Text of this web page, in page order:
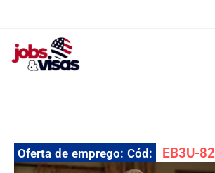
Oferta de emprego: Cód: EB3U-82